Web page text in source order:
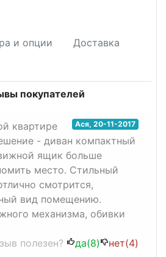
и опции Доставка
покупателей
Ася,20-11-2017
квартире
- диван компактный
ящик больше
место. Стильный
смотрится,
вид помещению.
механизма, обивки
полезен?
да(8) нет(4)